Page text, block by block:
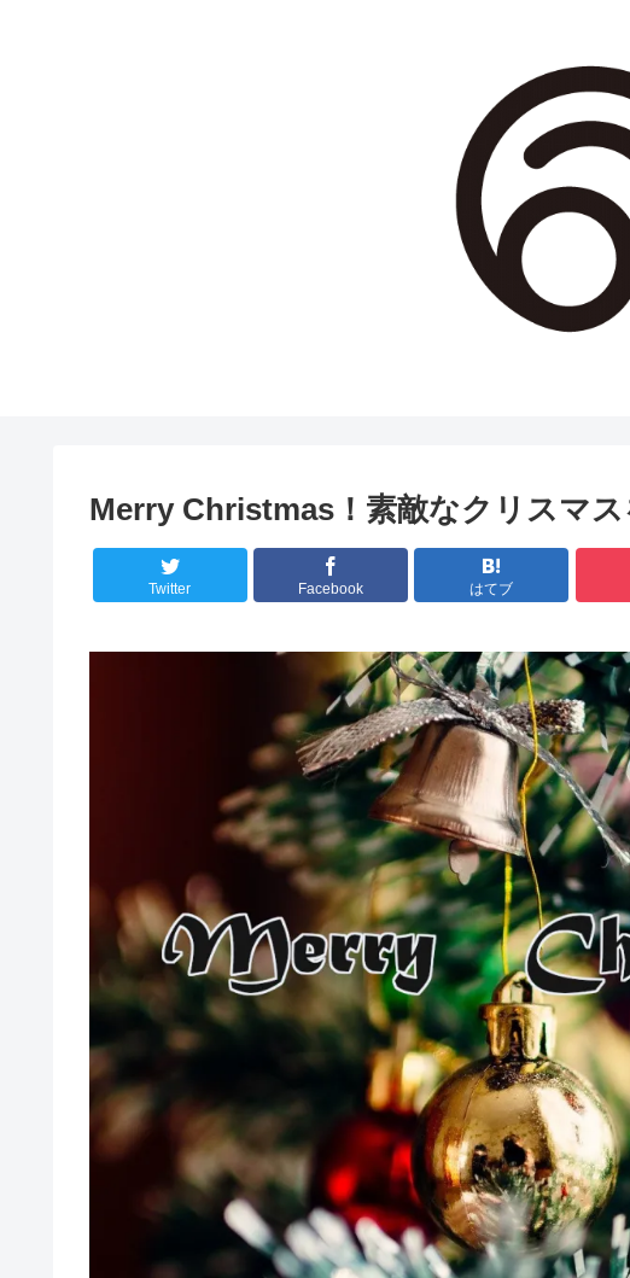
Merry Christmas！素敵なクリスマ
Twitter Facebook はてブ